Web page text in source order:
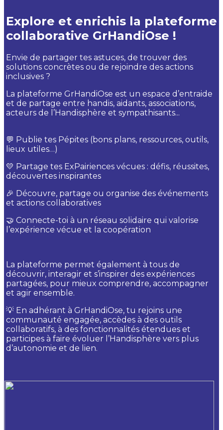
Explore et enrichis la plateforme
collaborative GrHandiOse !
Envie de partager tes astuces, de trouver des
solutions concrètes ou de rejoindre des actions
inclusives ?
La plateforme GrHandiOse est un espace d’entraide
et de partage entre handis, aidants, associations,
acteurs de l’Handisphère et sympathisants...
💬 Publie tes Pépites (bons plans, ressources, outils,
lieux utiles…)
💛 Partage tes ExPairiences vécues : défis, réussites,
découvertes inspirantes
🎉 Découvre, partage ou organise des événements
et actions collaboratives
🤝 Connecte-toi à un réseau solidaire qui valorise
l’expérience vécue et la coopération
La plateforme permet également à tous de
découvrir, interagir et s’inspirer des expériences
partagées, pour mieux comprendre, accompagner
et agir ensemble.
💡 En adhérant à GrHandiOse, tu rejoins une
communauté engagée, accèdes à des outils
collaboratifs, à des fonctionnalités étendues et
participes à faire évoluer l’Handisphère vers plus
d’autonomie et de lien.